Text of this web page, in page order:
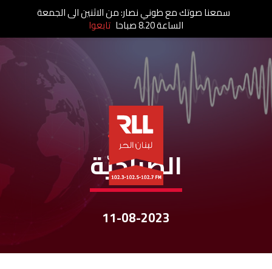
نشرات الأخبار
الصباحيّة
11-08-2023
سمعنا صوتك مع طوني نصار: من الاثنين الى الجمعة
الساعة 8.20 صباحا تابعوا